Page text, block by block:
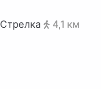
Стрелка 4,1 км